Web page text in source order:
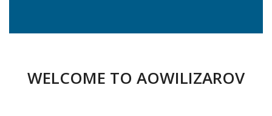
WELCOME TO AOWILIZAROV